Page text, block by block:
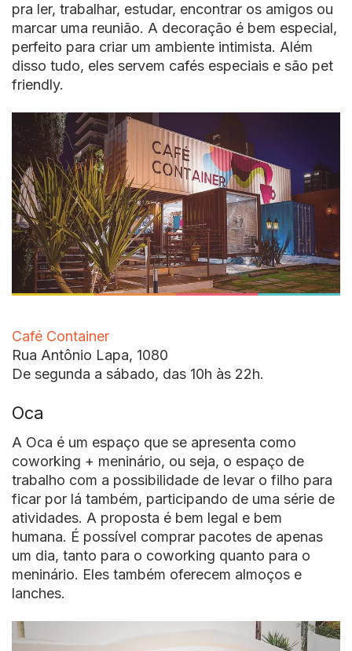
pra ler, trabalhar, estudar, encontrar os amigos ou
marcar uma reunião. A decoração é bem especial,
perfeito para criar um ambiente intimista. Além
disso tudo, eles servem cafés especiais e são pet
friendly.
Café Container
Rua Antônio Lapa, 1080
De segunda a sábado, das 10h às 22h.
Oca
A Oca é um espaço que se apresenta como
coworking + meninário, ou seja, o espaço de
trabalho com a possibilidade de levar o filho para
ficar por lá também, participando de uma série de
atividades. A proposta é bem legal e bem
humana. É possível comprar pacotes de apenas
um dia, tanto para o coworking quanto para o
meninário. Eles também oferecem almoços e
lanches.